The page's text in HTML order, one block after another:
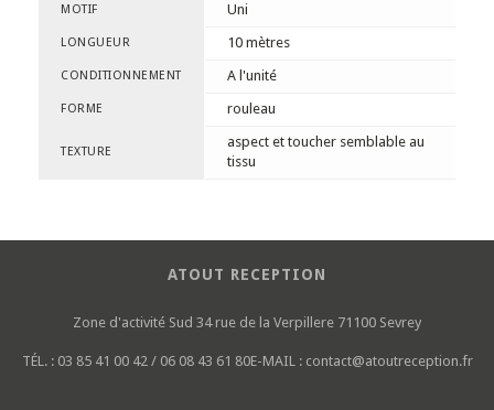
MOTIF Uni
LONGUEUR 10 mètres
CONDITIONNEMENT A l'unité
FORME rouleau
TEXTURE
aspect et toucher semblable au
tissu
ATOUT RECEPTION
Zone d'activité Sud 34 rue de la Verpillere 71100 Sevrey
TÉL. : 03 85 41 00 42 / 06 08 43 61 80E-MAIL : contact@atoutreception.fr